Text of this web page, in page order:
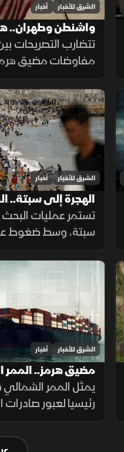
الشرق للأخبار أخبار
واشنطن وطهران..
تتضارب التصريحات
مفاوضات مضيق
اتفاق محتمل ونفي
بينما تستمر
الشرق للأخبار أخبار
الهجرة إلى سبتة..
تستمر عمليات
سبتة، وسط ضغوط
أعداد القاصرين غير
ومطالبات بتوفير
الشرق للأخبار أخبار
مضيق هرمز.. الممر
يمثل الممر
رئيسيا لعبور
السواحل الإيرانية،
العسكري لمراقبة